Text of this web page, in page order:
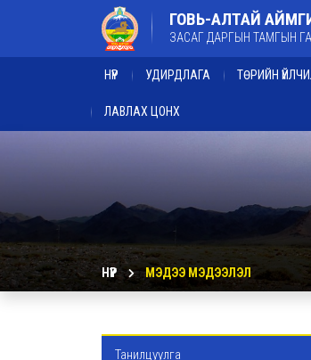
ГОВЬ-АЛТАЙ
ЗАСАГ ДАРГЫН ТАМГЫН
НҮҮР УДИРДЛАГА ТӨРИЙН
ЛАВЛАХ ЦОНХ
НҮҮР МЭДЭЭ МЭДЭЭЛЭЛ
Танилцуулга